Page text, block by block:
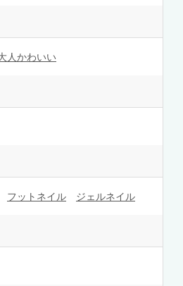
人かわいい
フットネイル ジェルネイル